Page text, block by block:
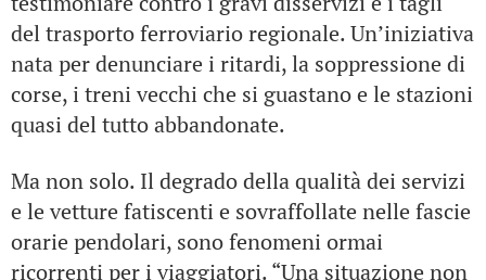
del trasporto ferroviario regionale. Un’iniziativa
nata per denunciare i ritardi, la soppressione di
corse, i treni vecchi che si guastano e le stazioni
quasi del tutto abbandonate.
Ma non solo. Il degrado della qualità dei servizi
e le vetture fatiscenti e sovraffollate nelle fascie
orarie pendolari, sono fenomeni ormai
ricorrenti per i viaggiatori. “Una situazione non